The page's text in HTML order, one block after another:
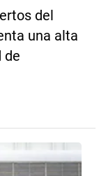
del
una alta
de